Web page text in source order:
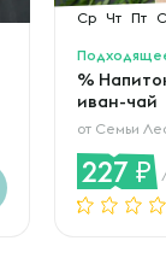
Ср Чт Пт
%
иван-чай
от Семьи
227